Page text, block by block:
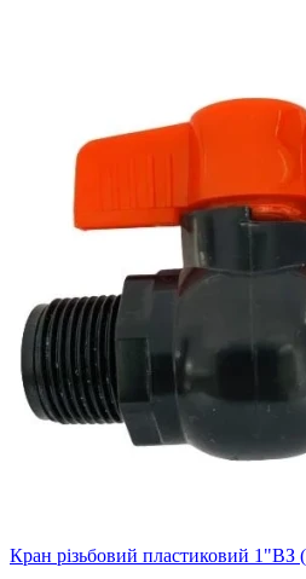
Кран різьбовий пластиковий 1"ВЗ